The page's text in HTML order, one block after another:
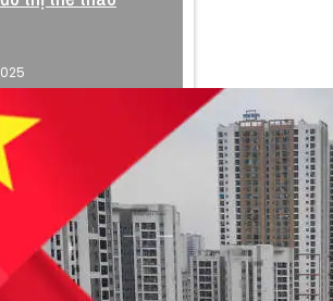
về chủ trương triển khai Dự án đô
(Báo cáo 538/bc-ubnd)